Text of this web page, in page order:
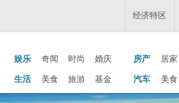
经济特区
娱乐 奇闻 时尚 婚庆 房产 居家
生活 美食 旅游 基金 汽车 美食